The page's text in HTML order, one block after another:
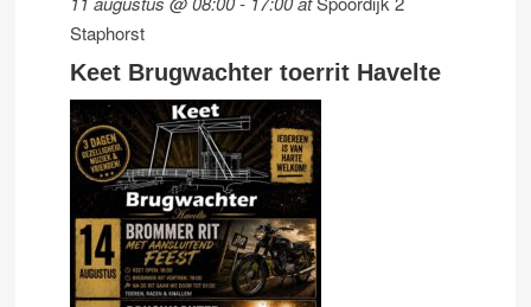
Staphorst
Keet Brugwachter toerrit Havelte